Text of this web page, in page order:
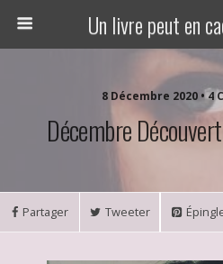
Un livre peut en
8 Décembre 2020 •
Décembre
Partager Tweeter